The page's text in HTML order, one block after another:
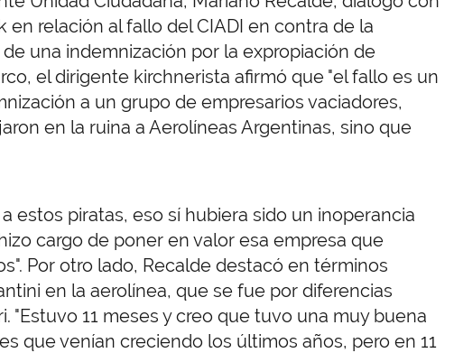
relación al fallo del CIADI en contra de la
una indemnización por la expropiación de
el dirigente kirchnerista afirmó que "el fallo es un
a un grupo de empresarios vaciadores,
en la ruina a Aerolíneas Argentinas, sino que
estos piratas, eso sí hubiera sido un inoperancia
cargo de poner en valor esa empresa que
Por otro lado, Recalde destacó en términos
en la aerolínea, que se fue por diferencias
"Estuvo 11 meses y creo que tuvo una muy buena
que venían creciendo los últimos años, pero en 11